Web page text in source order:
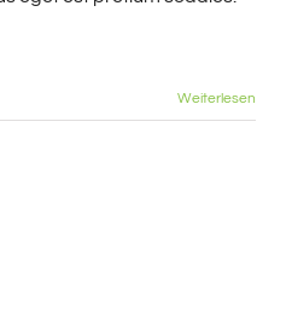
Weiterlesen